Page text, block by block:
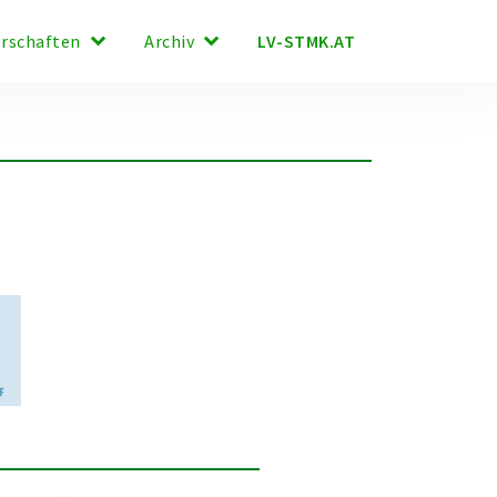
keyboard_arrow_down Archiv keyboard_arrow_down LV-STMK.AT